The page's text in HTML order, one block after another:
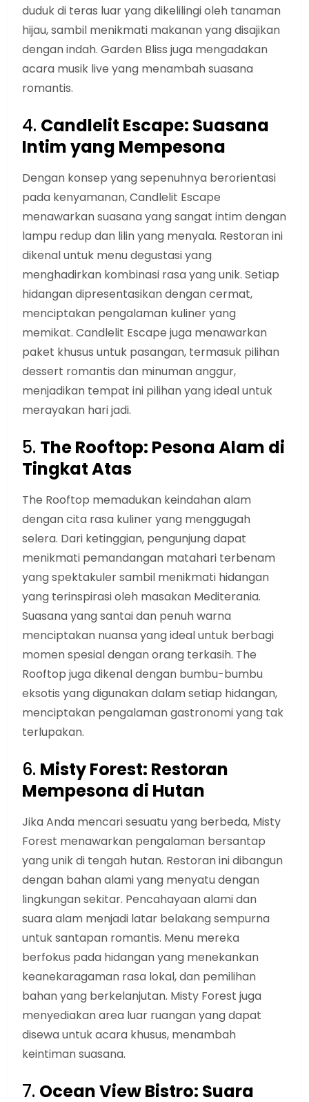
duduk di teras luar yang dikelilingi oleh tanaman
hijau, sambil menikmati makanan yang disajikan
dengan indah. Garden Bliss juga mengadakan
acara musik live yang menambah suasana
romantis.
4. Candlelit Escape: Suasana
Intim yang Mempesona
Dengan konsep yang sepenuhnya berorientasi
pada kenyamanan, Candlelit Escape
menawarkan suasana yang sangat intim dengan
lampu redup dan lilin yang menyala. Restoran ini
dikenal untuk menu degustasi yang
menghadirkan kombinasi rasa yang unik. Setiap
hidangan dipresentasikan dengan cermat,
menciptakan pengalaman kuliner yang
memikat. Candlelit Escape juga menawarkan
paket khusus untuk pasangan, termasuk pilihan
dessert romantis dan minuman anggur,
menjadikan tempat ini pilihan yang ideal untuk
merayakan hari jadi.
5. The Rooftop: Pesona Alam di
Tingkat Atas
The Rooftop memadukan keindahan alam
dengan cita rasa kuliner yang menggugah
selera. Dari ketinggian, pengunjung dapat
menikmati pemandangan matahari terbenam
yang spektakuler sambil menikmati hidangan
yang terinspirasi oleh masakan Mediterania.
Suasana yang santai dan penuh warna
menciptakan nuansa yang ideal untuk berbagi
momen spesial dengan orang terkasih. The
Rooftop juga dikenal dengan bumbu-bumbu
eksotis yang digunakan dalam setiap hidangan,
menciptakan pengalaman gastronomi yang tak
terlupakan.
6. Misty Forest: Restoran
Mempesona di Hutan
Jika Anda mencari sesuatu yang berbeda, Misty
Forest menawarkan pengalaman bersantap
yang unik di tengah hutan. Restoran ini dibangun
dengan bahan alami yang menyatu dengan
lingkungan sekitar. Pencahayaan alami dan
suara alam menjadi latar belakang sempurna
untuk santapan romantis. Menu mereka
berfokus pada hidangan yang menekankan
keanekaragaman rasa lokal, dan pemilihan
bahan yang berkelanjutan. Misty Forest juga
menyediakan area luar ruangan yang dapat
disewa untuk acara khusus, menambah
keintiman suasana.
7. Ocean View Bistro: Suara